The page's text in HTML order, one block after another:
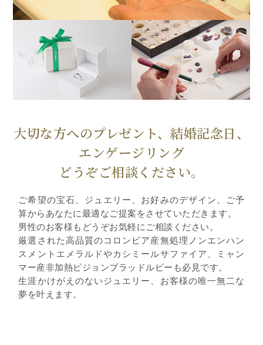
大切な方へのプレゼント、結婚記念日、
エンゲージリング
どうぞご相談ください。
ご希望の宝石、ジュエリー、お好みのデザイン、ご予
算からあなたに最適なご提案をさせていただきます。
男性のお客様もどうぞお気軽にご相談ください。
厳選された高品質のコロンビア産無処理ノンエンハン
スメントエメラルドやカシミールサファイア、ミャン
マー産非加熱ピジョンブラッドルビーも必見です。
生涯かけがえのないジュエリー、お客様の唯一無二な
夢を叶えます。